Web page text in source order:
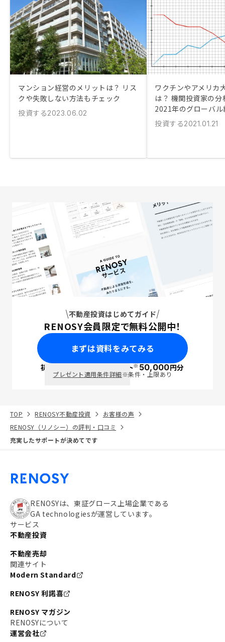
マンション経営のメリットは？ リス
クや失敗しない方法もチェック
投資する2023.06.02
ワクチンやアメリカ
は？ 機関投資家の
2021年のグローバ
投資する2021.01.21
不動産投資はじめてガイド
RENOSY会員限定で無料公開中！
まずは資料をみてみる
初回面談で ポイント※50,000円分
プレゼント適用条件詳細※条件・上限あり
TOP RENOSY不動産投資
お客様の声
RENOSY（リノシー）の評判・口コミ
充実したサポートが決めてです
RENOSYは、東証グロース上場企業である
GA technologiesが運営しています。
サービス
不動産投資
不動産売却
関連サイト
Modern Standard
RENOSY 利諾喜
RENOSY マガジン
RENOSYについて
運営会社